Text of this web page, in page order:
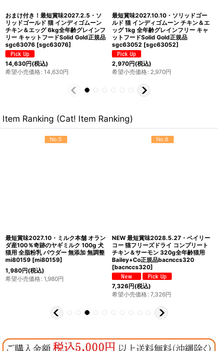
最短賞味2027.7.28・ソリッドゴール
ド 猫 カッツフラッケン ラム＆玄米
1kg全年齢猫用キャットフード
SolidGold正規品sgc63021
[sgc63021 ]
2,640円(税込)
希望小売価格: 2,640円
最短賞味2028.3.29・ソリッドゴー
ルド 猫 インドアキャット 1kg ドライ
グレインフリー キャットフードSolid
Gold正規品sgc63120 [sgc63120
3,630円(税込)
希望小売価格: 3,630
Item Ranking (Cat! Item Ranking)
No.5
最短賞味2027.10・ミルク本舗 オラン
ダ産100％奇跡のヤギミルク 100g 犬
猫用 全脂粉乳 パウダー 無添加 無調整
mi80159 [mi80159]
1,980円(税込)
希望小売価格: 1,980円
No.6
NEW 最短賞味2028.5.27・ベイリー
コー 猫フリーズドライ コンプリート
チキン＆サーモン 320g全年齢猫用
Bailey+Co正規品bacnccs320
[bacnccs320]
7,326円(税込)
希望小売価格: 7,326円